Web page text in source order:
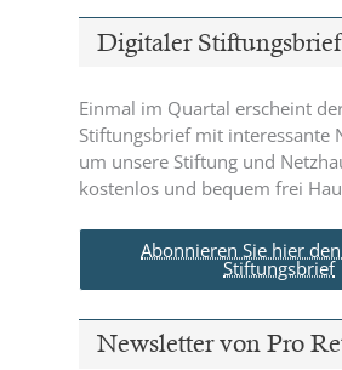
Digitaler Stiftungsbrief
Einmal im Quartal erscheint
Stiftungsbrief mit interessante
um unsere Stiftung und
kostenlos und bequem frei
Abonnieren Sie hier
Stiftungsbrief
Newsletter von Pro